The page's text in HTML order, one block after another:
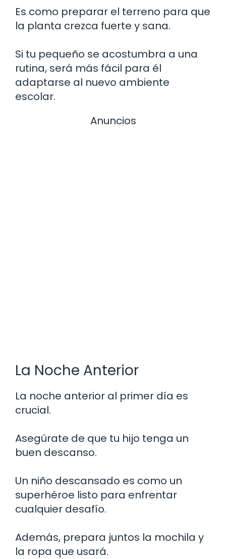
Es como preparar el terreno para que
la planta crezca fuerte y sana.
Si tu pequeño se acostumbra a una
rutina, será más fácil para él
adaptarse al nuevo ambiente
escolar.
Anuncios
La Noche Anterior
La noche anterior al primer día es
crucial.
Asegúrate de que tu hijo tenga un
buen descanso.
Un niño descansado es como un
superhéroe listo para enfrentar
cualquier desafío.
Además, prepara juntos la mochila y
la ropa que usará.